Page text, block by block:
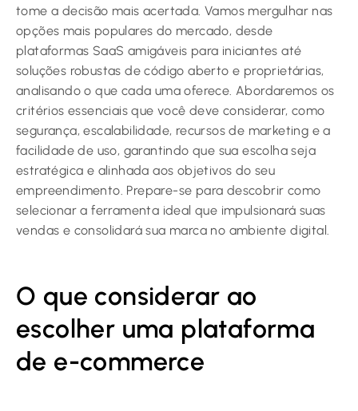
tome a decisão mais acertada. Vamos mergulhar nas
opções mais populares do mercado, desde
plataformas SaaS amigáveis para iniciantes até
soluções robustas de código aberto e proprietárias,
analisando o que cada uma oferece. Abordaremos os
critérios essenciais que você deve considerar, como
segurança, escalabilidade, recursos de marketing e a
facilidade de uso, garantindo que sua escolha seja
estratégica e alinhada aos objetivos do seu
empreendimento. Prepare-se para descobrir como
selecionar a ferramenta ideal que impulsionará suas
vendas e consolidará sua marca no ambiente digital.
O que considerar ao
escolher uma plataforma
de e-commerce